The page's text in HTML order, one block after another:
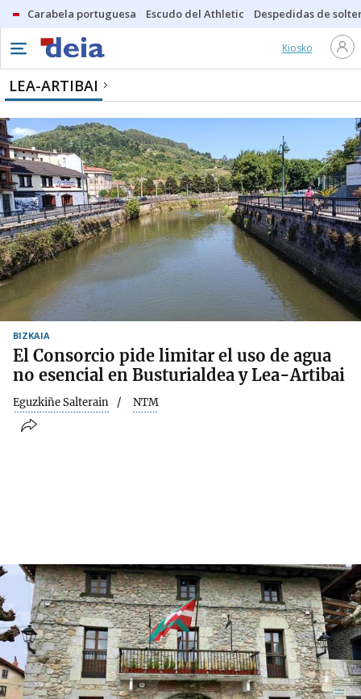
Carabela portuguesa Escudo del Athletic Despedidas de
Kiosko
LEA-ARTIBAI
BIZKAIA
El Consorcio pide limitar el uso de agua
no esencial en Busturialdea y Lea-Artibai
Eguzkiñe Salterain NTM